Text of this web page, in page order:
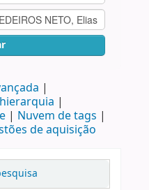
Nuvem de tags
de aquisição